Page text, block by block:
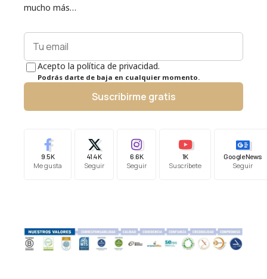
mucho más…
Acepto la política de privacidad.
Podrás darte de baja en cualquier momento.
Suscribirme gratis
9.5K
Me gusta
41.4K
Seguir
6.6K
Seguir
1K
Suscríbete
Google News
Seguir